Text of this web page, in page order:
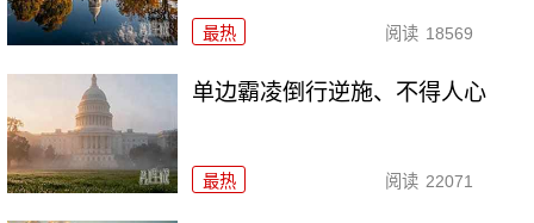
最热 阅读 18569
单边霸凌倒行逆施、不得人心
最热 阅读 22071